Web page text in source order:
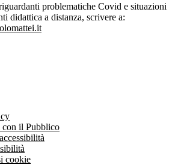
problematiche Covid e situazioni
didattica a distanza, scrivere a:
il Pubblico
cookie